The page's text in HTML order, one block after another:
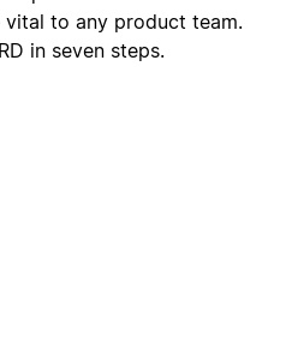
vital to any product team.
in seven steps.